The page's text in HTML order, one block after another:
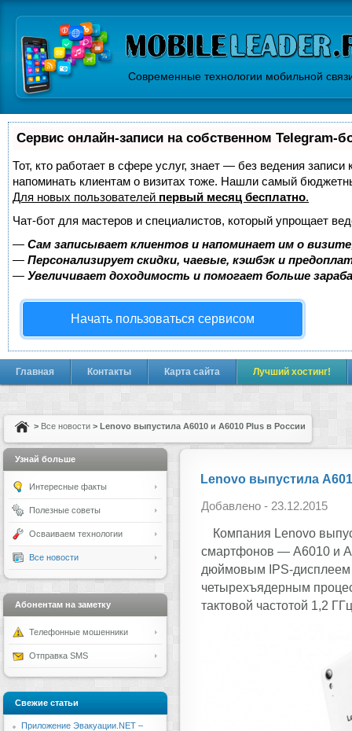
Современные технологии мобильной
Сервис онлайн-записи на собственном Telegram-
Тот, кто работает в сфере услуг, знает — без ведения
напоминать клиентам о визитах тоже. Нашли самый
Для новых пользователей первый месяц бесплатно.
Чат-бот для мастеров и специалистов, который упрощает
— Сам записывает клиентов и напоминает им о
— Персонализирует скидки, чаевые, кэшбэк и
— Увеличивает доходимость и помогает больше
Начать пользоваться сервисом
Главная Контакты Карта сайта Лучший хостинг!
> Все новости > Lenovo выпустила A6010 и A6010 Plus в России
Lenovo выпустила
Добавлено - 23.12.2015
Компания Lenovo
смартфонов — A6010 и
дюймовым IPS-дисплеем
четырехъядерным
тактовой частотой 1,2
Узнай больше
Интересные факты
Полезные советы
Осваиваем технологии
Все новости
Абонентам на заметку
Телефонные мошенники
Отправка SMS
Свежие статьи
Приложение Эвакуации.NET –